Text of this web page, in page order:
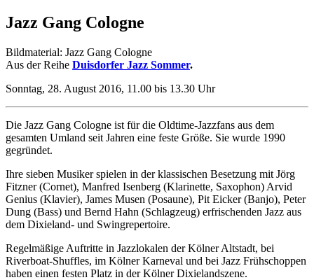
Jazz Gang Cologne
Bildmaterial: Jazz Gang Cologne
Aus der Reihe Duisdorfer Jazz Sommer.
Sonntag, 28. August 2016, 11.00 bis 13.30 Uhr
Die Jazz Gang Cologne ist für die Oldtime-Jazzfans aus dem
gesamten Umland seit Jahren eine feste Größe. Sie wurde 1990
gegründet.
Ihre sieben Musiker spielen in der klassischen Besetzung mit Jörg
Fitzner (Cornet), Manfred Isenberg (Klarinette, Saxophon) Arvid
Genius (Klavier), James Musen (Posaune), Pit Eicker (Banjo), Peter
Dung (Bass) und Bernd Hahn (Schlagzeug) erfrischenden Jazz aus
dem Dixieland- und Swingrepertoire.
Regelmäßige Auftritte in Jazzlokalen der Kölner Altstadt, bei
Riverboat-Shuffles, im Kölner Karneval und bei Jazz Frühschoppen
haben einen festen Platz in der Kölner Dixielandszene.